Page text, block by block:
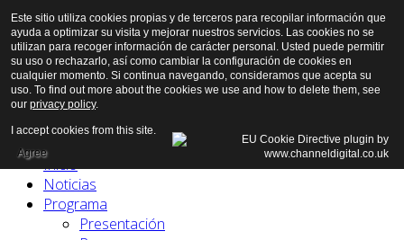
Inicio
Noticias
Programa
Presentación
Este sitio utiliza cookies propias y de terceros para recopilar información que
ayuda a optimizar su visita y mejorar nuestros servicios. Las cookies no se
utilizan para recoger información de carácter personal. Usted puede permitir
su uso o rechazarlo, así como cambiar la configuración de cookies en
cualquier momento. Si continua navegando, consideramos que acepta su
uso. To find out more about the cookies we use and how to delete them, see
our privacy policy.
I accept cookies from this site.
Agree